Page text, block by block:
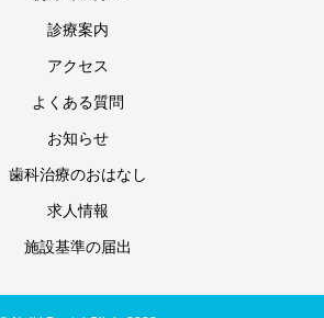
診療案内
アクセス
よくある質問
お知らせ
歯科治療のおはなし
求人情報
施設基準の届出